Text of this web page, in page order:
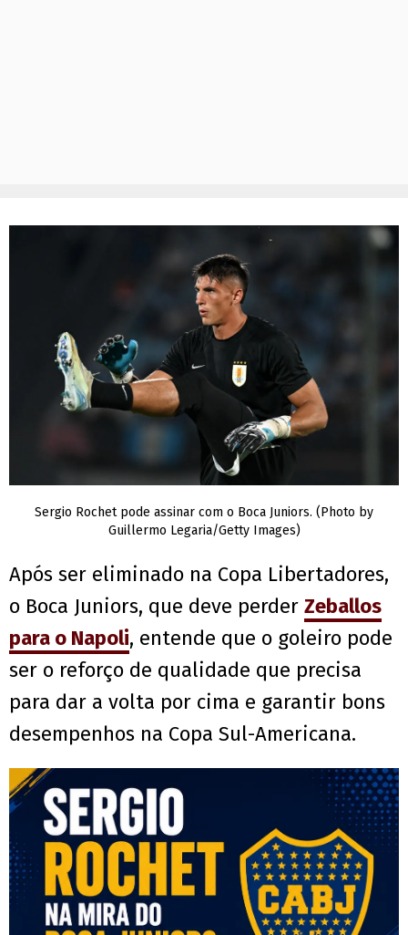
Sergio Rochet pode assinar com o Boca Juniors. (Photo by
Guillermo Legaria/Getty Images)
Após ser eliminado na Copa Libertadores,
o Boca Juniors, que deve perder Zeballos
para o Napoli, entende que o goleiro pode
ser o reforço de qualidade que precisa
para dar a volta por cima e garantir bons
desempenhos na Copa Sul-Americana.